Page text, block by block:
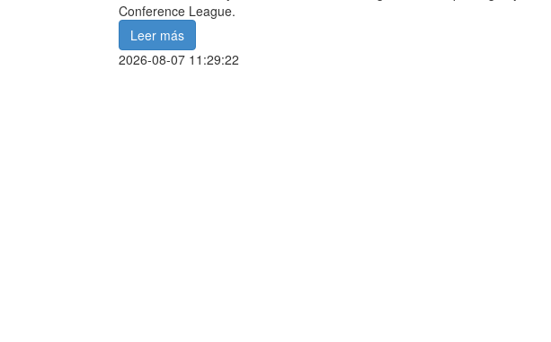
Conference League.
Leer más
2026-08-07 11:29:22